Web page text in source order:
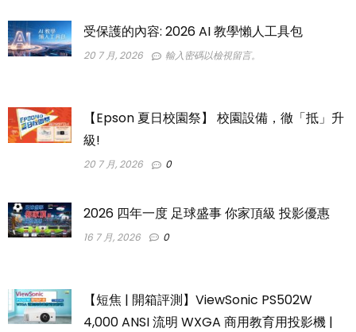
受保護的內容: 2026 AI 教學懶人工具包
20 7 月, 2026 輸入密碼以檢視留言。
【Epson 夏日校園祭】 校園設備，徹「抵」升
級!
20 7 月, 2026 0
2026 四年一度 足球盛事 你家頂級 投影優惠
16 7 月, 2026 0
【短焦 | 開箱評測】ViewSonic PS502W
4,000 ANSI 流明 WXGA 商用教育用投影機 |